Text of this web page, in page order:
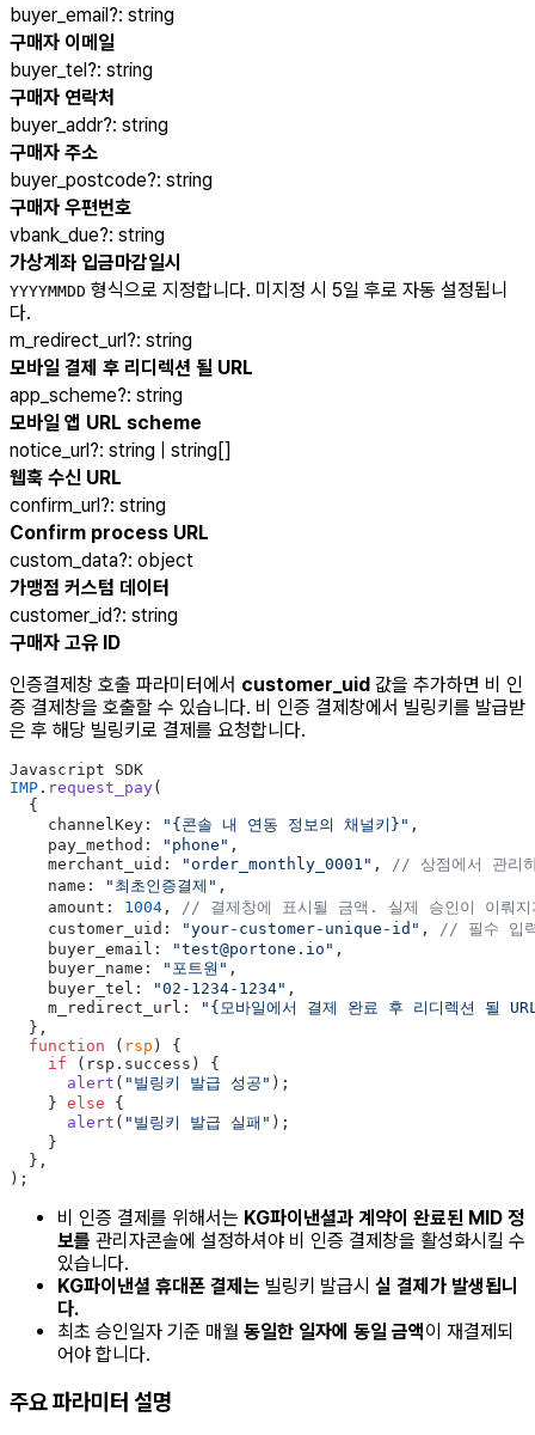
buyer_email?: string
구매자 이메일
buyer_tel?: string
구매자 연락처
buyer_addr?: string
구매자 주소
buyer_postcode?: string
구매자 우편번호
vbank_due?: string
가상계좌 입금마감일시
YYYYMMDD 형식으로 지정합니다. 미지정 시 5일 후로 자동 설정됩니
다.
m_redirect_url?: string
모바일 결제 후 리디렉션 될 URL
app_scheme?: string
모바일 앱 URL scheme
notice_url?: string | string[]
웹훅 수신 URL
confirm_url?: string
Confirm process URL
custom_data?: object
가맹점 커스텀 데이터
customer_id?: string
구매자 고유 ID
인증결제창 호출 파라미터에서 customer_uid 값을 추가하면 비 인
증 결제창을 호출할 수 있습니다. 비 인증 결제창에서 빌링키를 발급받
은 후 해당 빌링키로 결제를 요청합니다.
Javascript SDK
IMP . request_pay(
  {
    channelKey:
"{콘솔 내 연동 정보의 채널키}" ,
    pay_method:
"phone" ,
    merchant_uid:
"order_monthly_0001" ,
// 상점에서 관리
    name:
"최초인증결제" ,
    amount:
1004 ,
// 결제창에 표시될 금액. 실제 승인이 이뤄지
    customer_uid:
"your-customer-unique-id" ,
// 필수 입
    buyer_email:
"test@portone.io" ,
    buyer_name:
"포트원" ,
    buyer_tel:
"02-1234-1234" ,
    m_redirect_url:
"{모바일에서 결제 완료 후 리디렉션 될
  },
  function
( rsp ) {
    if
(rsp.success) {
      alert
( "빌링키 발급 성공" );
    }
else {
      alert
( "빌링키 발급 실패" );
    }
  },
);
비 인증 결제를 위해서는 KG파이낸셜과 계약이 완료된 MID 정
보를 관리자콘솔에 설정하셔야 비 인증 결제창을 활성화시킬 수
있습니다.
KG파이낸셜 휴대폰 결제는 빌링키 발급시 실 결제가 발생됩니
다.
최초 승인일자 기준 매월 동일한 일자에 동일 금액이 재결제되
어야 합니다.
주요 파라미터 설명